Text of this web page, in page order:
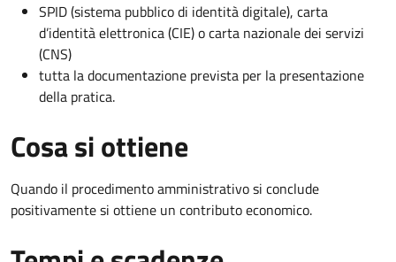
SPID (sistema pubblico di identità digitale), carta
d’identità elettronica (CIE) o carta nazionale dei servizi
(CNS)
tutta la documentazione prevista per la presentazione
della pratica.
Cosa si ottiene
Quando il procedimento amministrativo si conclude
positivamente si ottiene un contributo economico.